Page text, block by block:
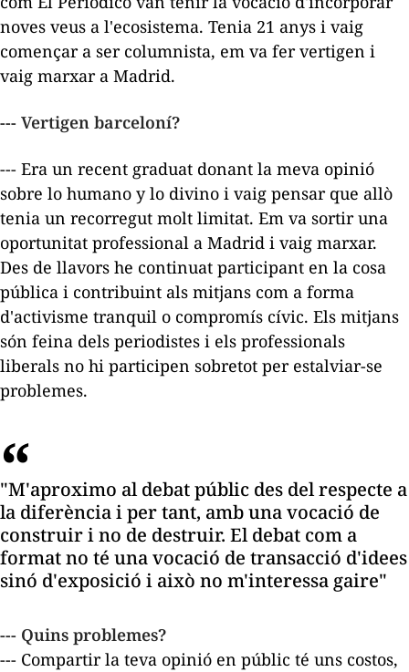
noves veus a l'ecosistema. Tenia 21 anys i vaig
començar a ser columnista, em va fer vertigen i
vaig marxar a Madrid.
--- Vertigen barceloní?
--- Era un recent graduat donant la meva opinió
sobre lo humano y lo divino i vaig pensar que allò
tenia un recorregut molt limitat. Em va sortir una
oportunitat professional a Madrid i vaig marxar.
Des de llavors he continuat participant en la cosa
pública i contribuint als mitjans com a forma
d'activisme tranquil o compromís cívic. Els mitjans
són feina dels periodistes i els professionals
liberals no hi participen sobretot per estalviar-se
problemes.
"M'aproximo al debat públic des del respecte a
la diferència i per tant, amb una vocació de
construir i no de destruir. El debat com a
format no té una vocació de transacció d'idees
sinó d'exposició i això no m'interessa gaire"
--- Quins problemes?
--- Compartir la teva opinió en públic té uns costos,